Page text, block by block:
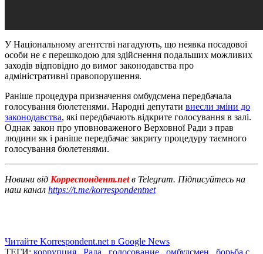
У Національному агентстві нагадують, що неявка посадової
особи не є перешкодою для здійснення подальших можливих
заходів відповідно до вимог законодавства про
адміністративні правопорушення.
Раніше процедура призначення омбудсмена передбачала
голосування бюлетенями. Народні депутати внесли зміни до
законодавства, які передбачають відкрите голосування в залі.
Однак закон про уповноваженого Верховної Ради з прав
людини як і раніше передбачає закриту процедуру таємного
голосування бюлетенями.
Новини від Корреспондент.netв Telegram. Підписуйтесь на
наш канал https://t.me/korrespondentnet
Читайте Korrespondent.net в Google News
ТЕГИ: коррупция, Рада, голосование, омбудсмен, борьба с